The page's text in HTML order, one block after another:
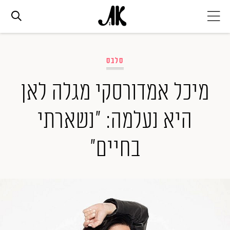
אופנה
ביוטי
סלבס
ערוצים נוספים
המגזין
סלבס
מיכל אמדורסקי מגלה לאן
היא נעלמה: "נשארתי
בחיים"